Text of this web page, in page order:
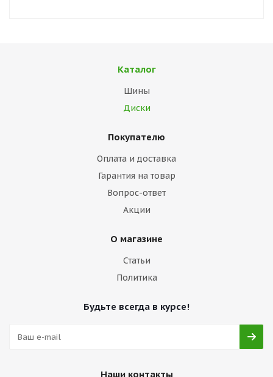
Каталог
Шины
Диски
Покупателю
Оплата и доставка
Гарантия на товар
Вопрос-ответ
Акции
О магазине
Статьи
Политика
Будьте всегда в курсе!
Наши контакты